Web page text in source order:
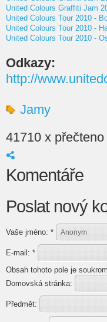
United Colours Graffiti Jam
United Colours Tour 2010 -
United Colours Tour 2010 -
United Colours Tour 2010 -
Odkazy:
http://
Jamy
41710 x přečteno
Komentáře
Poslat nový
Vaše jméno: *
E-mail: *
Obsah tohoto pole je
Domovská stránka:
Předmět: